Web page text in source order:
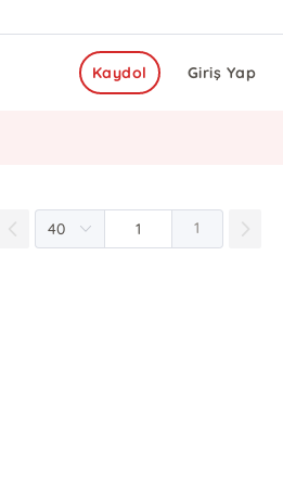
Giriş Yap
Kaydol
1